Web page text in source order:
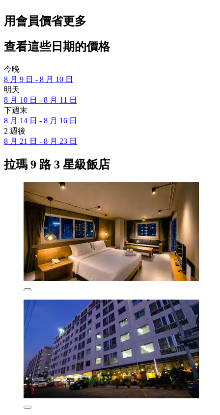
用會員價省更多
查看這些日期的價格
今晚
8 月 9 日 - 8 月 10 日
明天
8 月 10 日 - 8 月 11 日
下週末
8 月 14 日 - 8 月 16 日
2 週後
8 月 21 日 - 8 月 23 日
拉瑪 9 路 3 星級飯店